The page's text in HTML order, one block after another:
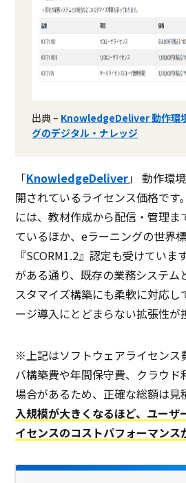
出典 – KnowledgeDeliver 動作環
グのデジタル・ナレッジ
「KnowledgeDeliver」 動作環
開されているライセンス価格です
には、教材作成から配信・管理
ているほか、eラーニングの世界
『SCORM1.2』認定も受けてい
がある通り、既存の業務システム
スタマイズ構築にも柔軟に対応し
ージ導入にとどまらない拡張性が
※上記はソフトウェアライセンス
バ構築費や年間保守費、クラウド
場合があるため、正確な総額は見
入規模が大きくなるほど、ユーザ
イセンスのコストパフォーマンス